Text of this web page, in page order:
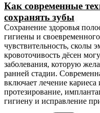
Как современные
сохранять зубы
Сохранение здоровья
гигиены и
чувствительность, сколы
кровоточивость дёсен
заболевания, которую
ранней стадии.
включает лечение
протезирование,
гигиену и исправление